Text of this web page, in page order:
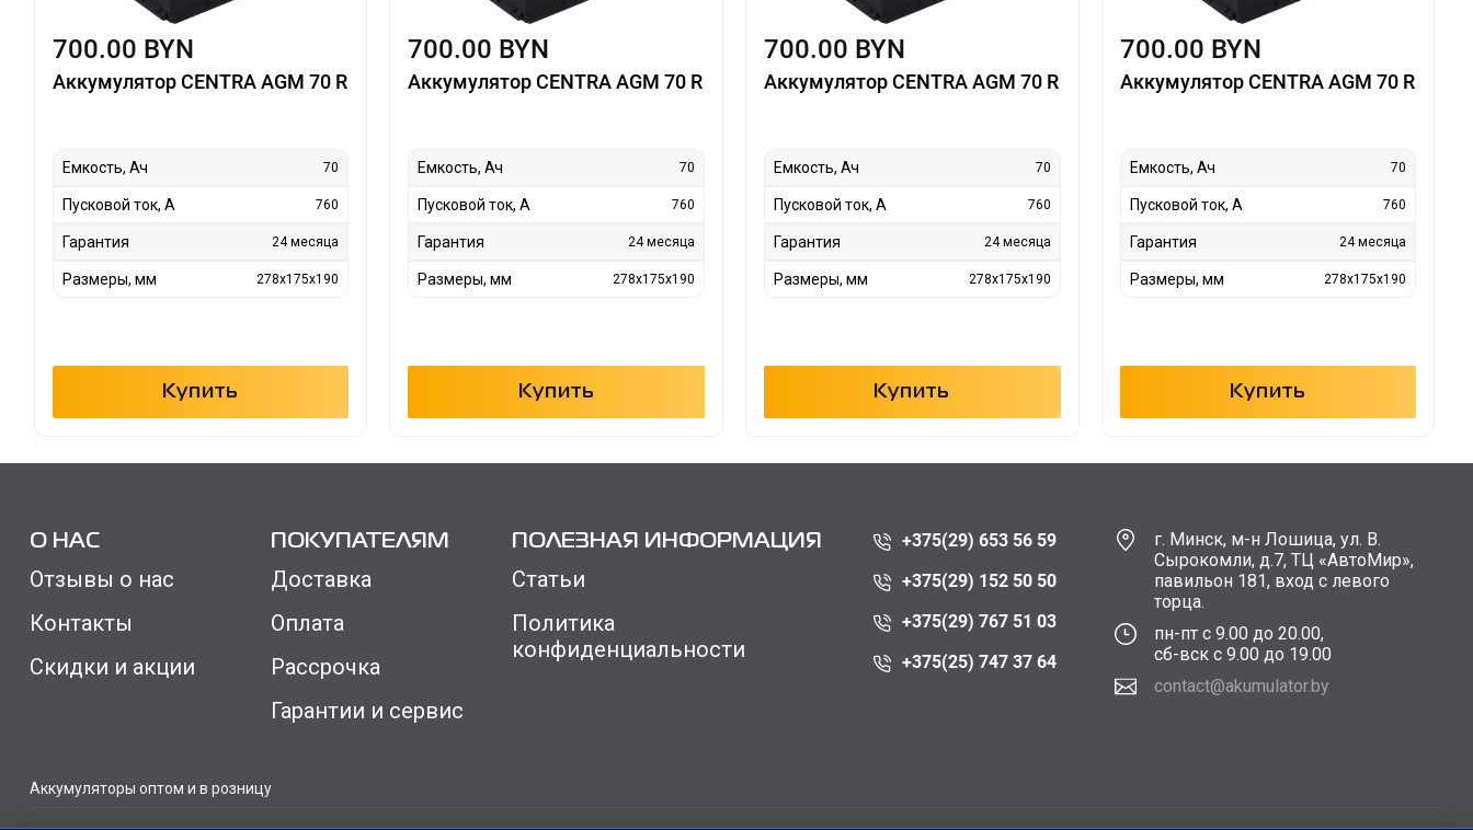
700.00 BYN
Аккумулятор CENTRA AGM 70 R
Емкость, Ач 70
Пусковой ток, А 760
Гарантия 24 месяца
Размеры, мм 278x175x190
Купить
700.00 BYN
Аккумулятор CENTRA AGM 70 R
Емкость, Ач 70
Пусковой ток, А 760
Гарантия 24 месяца
Размеры, мм 278x175x190
Купить
700.00 BYN
Аккумулятор CENTRA AGM 70 R
Емкость, Ач 70
Пусковой ток, А 760
Гарантия 24 месяца
Размеры, мм 278x175x190
Купить
700.00 BYN
Аккумулятор CENTRA AGM 70 R
Емкость, Ач 70
Пусковой ток, А 760
Гарантия 24 месяца
Размеры, мм 278x175x190
Купить
О НАС
Отзывы о нас
Контакты
Скидки и акции
ПОКУПАТЕЛЯМ
Доставка
Оплата
Рассрочка
Гарантии и сервис
ПОЛЕЗНАЯ ИНФОРМАЦИЯ
Статьи
Политика
конфиденциальности
+375(29) 653 56 59
+375(29) 152 50 50
+375(29) 767 51 03
+375(25) 747 37 64
г. Минск, м-н Лошица, ул. В.
Сырокомли, д.7, ТЦ «АвтоМир»,
павильон 181, вход с левого
торца.
пн-пт с 9.00 до 20.00,
сб-вск с 9.00 до 19.00
contact@akumulator.by
Аккумуляторы оптом и в розницу